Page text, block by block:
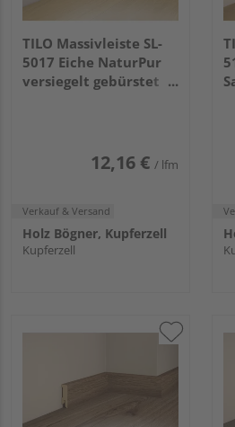
TILO Massivleiste SL-
5017 Eiche NaturPur
versiegelt gebürstet
12,16 € / lfm
Verkauf & Versand
Holz Bögner, Kupferzell
Kupferzell